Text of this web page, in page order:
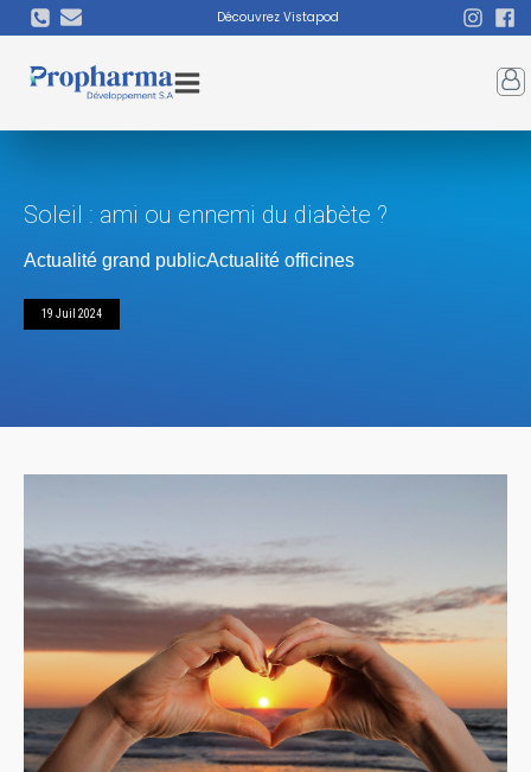
Découvrez Vistapod
Soleil : ami ou ennemi du diabète ?
Actualité grand publicActualité officines
19 Juil 2024